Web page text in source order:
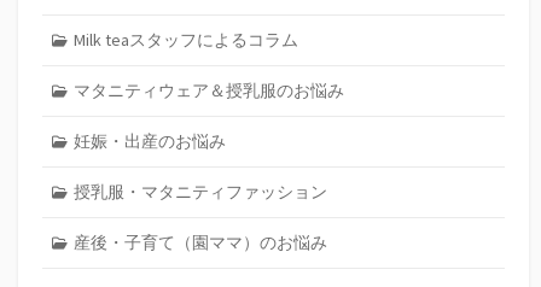
Milk teaスタッフによるコラム
マタニティウェア＆授乳服のお悩み
妊娠・出産のお悩み
授乳服・マタニティファッション
産後・子育て（園ママ）のお悩み